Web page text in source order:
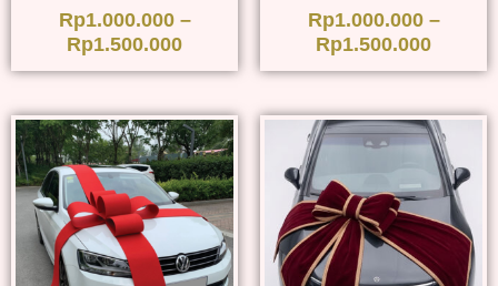
Rp1.000.000 –
Rp1.500.000
Rp1.000.000 –
Rp1.500.000